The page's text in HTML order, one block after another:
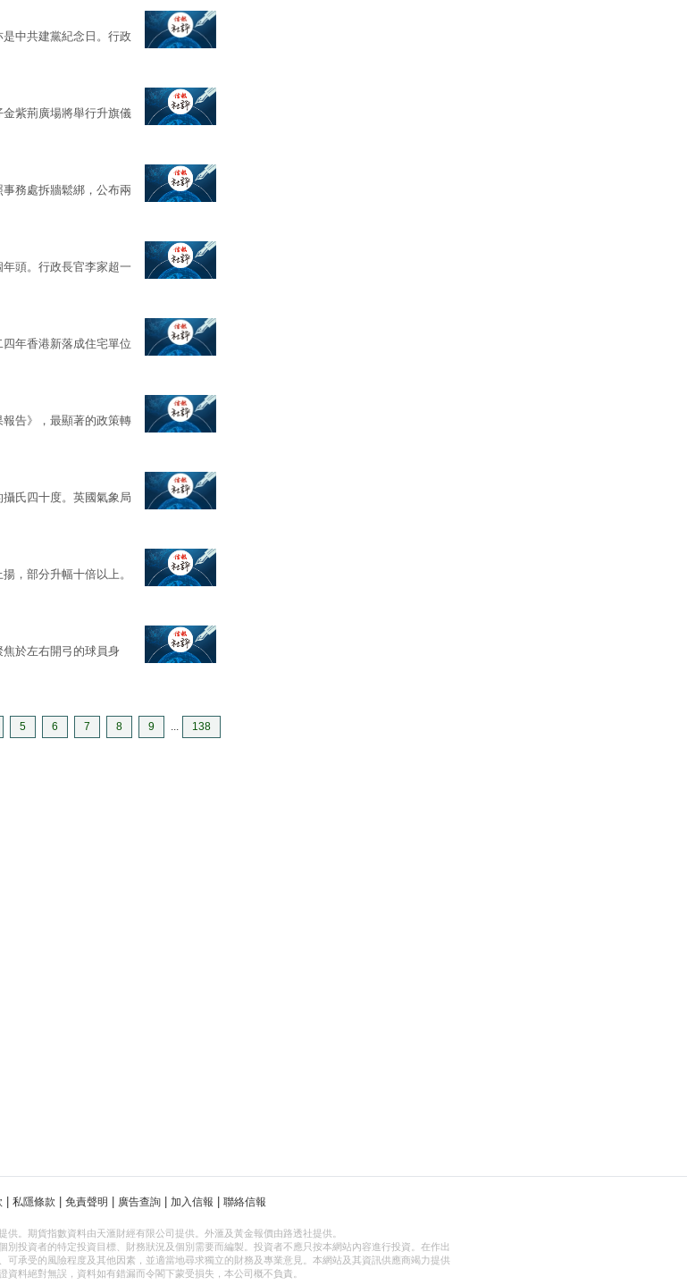
中共建黨紀念日。行政
紫荊廣場將舉行升旗儀
務處拆牆鬆綁，公布兩
頭。行政長官李家超一
年香港新落成住宅單位
告》，最顯著的政策轉
氏四十度。英國氣象局
，部分升幅十倍以上。
於左右開弓的球員身
5 6 7 8 9 ... 138
私隱條款 免責聲明 廣告查詢 加入信報 聯絡信報
供。期貨指數資料由天滙財經有限公司提供。外滙及黃金報價由路透社提供。
投資者的特定投資目標、財務狀況及個別需要而編製。投資者不應只按本網站內容進行投資。在作出
承受的風險程度及其他因素，並適當地尋求獨立的財務及專業意見。本網站及其資訊供應商竭力提供
資料絕對無誤，資料如有錯漏而令閣下蒙受損失，本公司概不負責。